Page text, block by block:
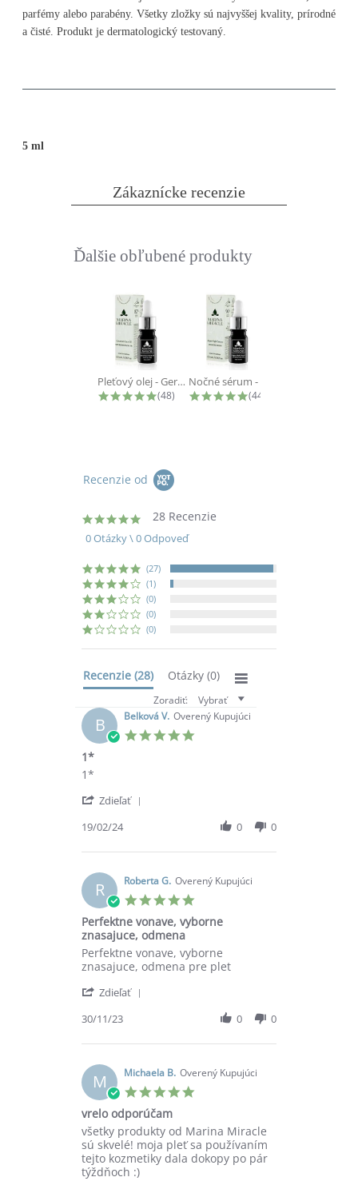
parfémy alebo parabény. Všetky zložky sú najvyššej kvality, prírodné
a čisté. Produkt je dermatologický testovaný.
5 ml
Zákaznícke recenzie
Slideshow
Ďalšie obľubené produkty
Pleťový olej - Geranium Face Oil -...
4.9 star rating
(48) 4.9 star rating
(44)
Recenzie od
5.0
star
rating
28 Recenzie
0 Otázky \ 0 Odpoveď
(27)
(1)
(0)
(0)
(0)
Recenzie (28) Otázky (0)
Zoradiť: Vybrať
B Belková V. Overený Kupujúci
5.0
1*
Review
Belková
on
Feb
2024
review
1*
1*
Zdieľať
Belková
on
19
Feb
2024
19/02/24 0 0
R Roberta G. Overený Kupujúci
5.0
rating
Perfektne vonave, vyborne
znasajuce, odmena
Review
by
G.
30
2023
review
stating
vonave,
znasajuce,
Perfektne vonave, vyborne
znasajuce, odmena pre plet
Zdieľať
Roberta
on
30
Nov
2023
30/11/23 0 0
M Michaela B. Overený Kupujúci
5.0
vrelo odporúčam
Review
by
Michaela
B.
review
stating
vrelo
odporúčam
všetky produkty od Marina Miracle
sú skvelé! moja pleť sa používaním
tejto kozmetiky dala dokopy po pár
týždňoch :)